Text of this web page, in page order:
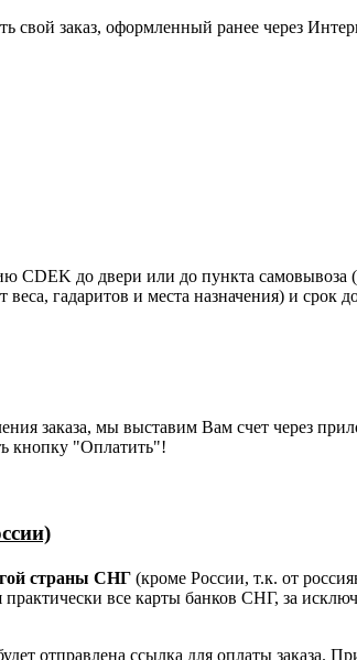
заказ, оформленный ранее через
CDEK до двери или до пункта самовывоза
гадаритов и места назначения) и срок
заказа, мы выставим Вам счет через
кнопку "Оплатить"!
страны СНГ (кроме России, т.к. от
все карты банков СНГ, за
отправлена ссылка для оплаты заказа.